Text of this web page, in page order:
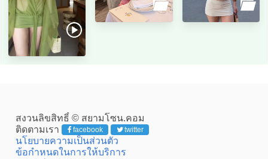
สงวนลิขสิทธิ์ © สยามโซน.คอม
ติดตามเรา
facebook twitter
นโยบายความเป็นส่วนตัว
ข้อกำหนดในการให้บริการ